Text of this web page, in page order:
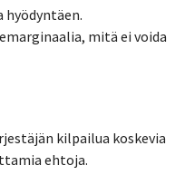
mitä ei voida
kilpailua koskevia
ehtoja.